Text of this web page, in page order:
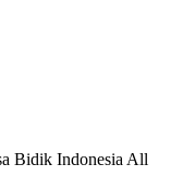
Bidik Indonesia All